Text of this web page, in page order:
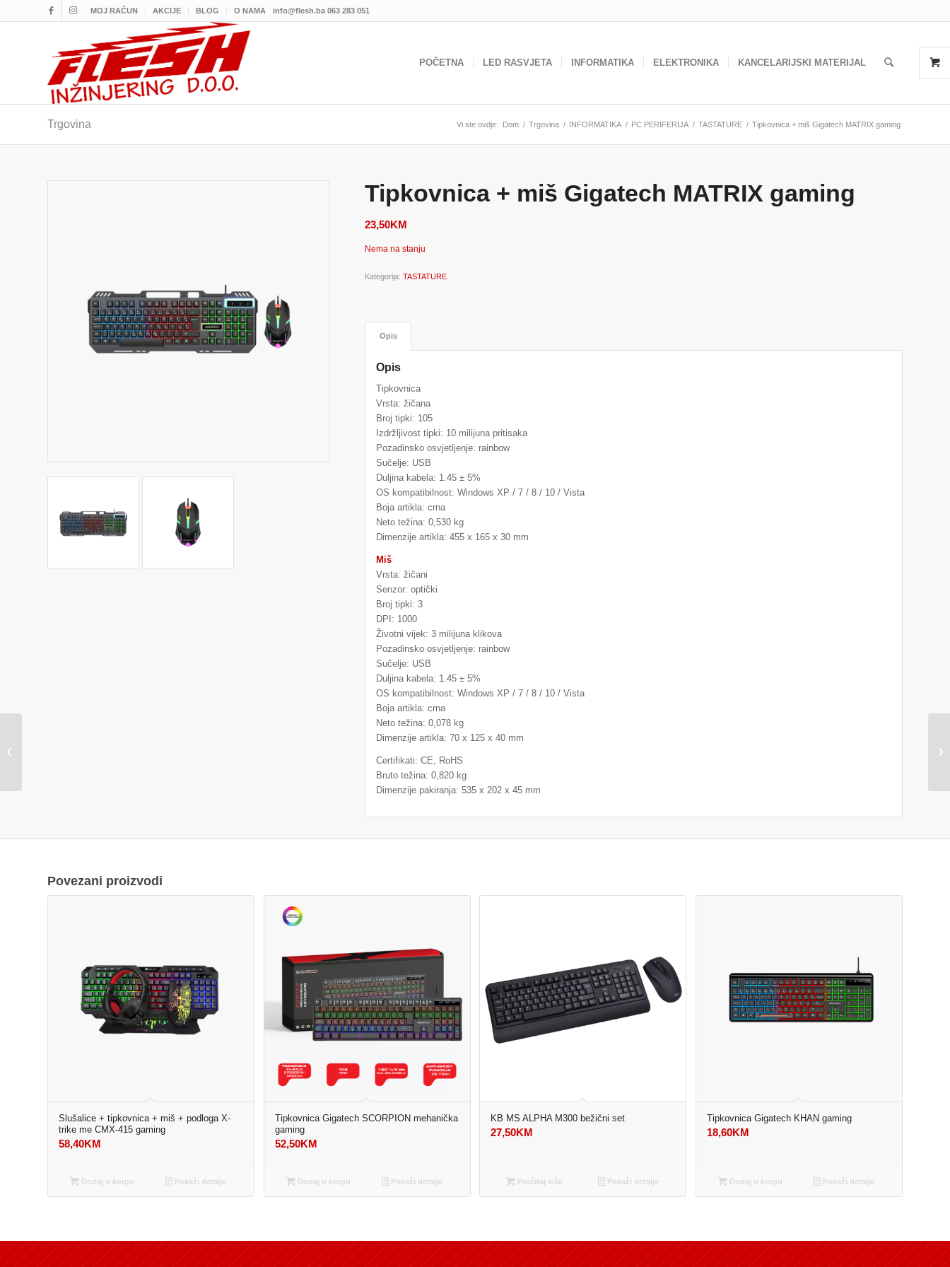
MOJ RAČUN AKCIJE BLOG O NAMA info@flesh.ba 063 283 051
POČETNA LED RASVJETA INFORMATIKA ELEKTRONIKA KANCELARIJSKI MATERIJAL
Trgovina Vi ste ovdje: Dom / Trgovina / INFORMATIKA / PC PERIFERIJA / TASTATURE / Tipkovnica + miš Gigatech MATRIX gaming
Tipkovnica + miš Gigatech MATRIX gaming
23,50KM
Nema na stanju
Kategorija:TASTATURE
Opis
Opis
Tipkovnica
Vrsta: žičana
Broj tipki: 105
Izdržljivost tipki: 10 milijuna pritisaka
Pozadinsko osvjetljenje: rainbow
Sučelje: USB
Duljina kabela: 1.45 ± 5%
OS kompatibilnost: Windows XP / 7 / 8 / 10 / Vista
Boja artikla: crna
Neto težina: 0,530 kg
Dimenzije artikla: 455 x 165 x 30 mm
Miš
Vrsta: žičani
Senzor: optički
Broj tipki: 3
DPI: 1000
Životni vijek: 3 milijuna klikova
Pozadinsko osvjetljenje: rainbow
Sučelje: USB
Duljina kabela: 1.45 ± 5%
OS kompatibilnost: Windows XP / 7 / 8 / 10 / Vista
Boja artikla: crna
Neto težina: 0,078 kg
Dimenzije artikla: 70 x 125 x 40 mm
Certifikati: CE, RoHS
Bruto težina: 0,820 kg
Dimenzije pakiranja: 535 x 202 x 45 mm
Povezani proizvodi
Slušalice + tipkovnica + miš + podloga X-
trike me CMX-415 gaming
58,40KM
Dodaj u korpu Pokaži detalje
Tipkovnica Gigatech SCORPION mehanička
gaming
52,50KM
Dodaj u korpu Pokaži detalje
KB MS ALPHA M300 bežični set
27,50KM
Pročitaj više Pokaži detalje
Tipkovnica Gigatech KHAN gaming
18,60KM
Dodaj u korpu Pokaži detalje